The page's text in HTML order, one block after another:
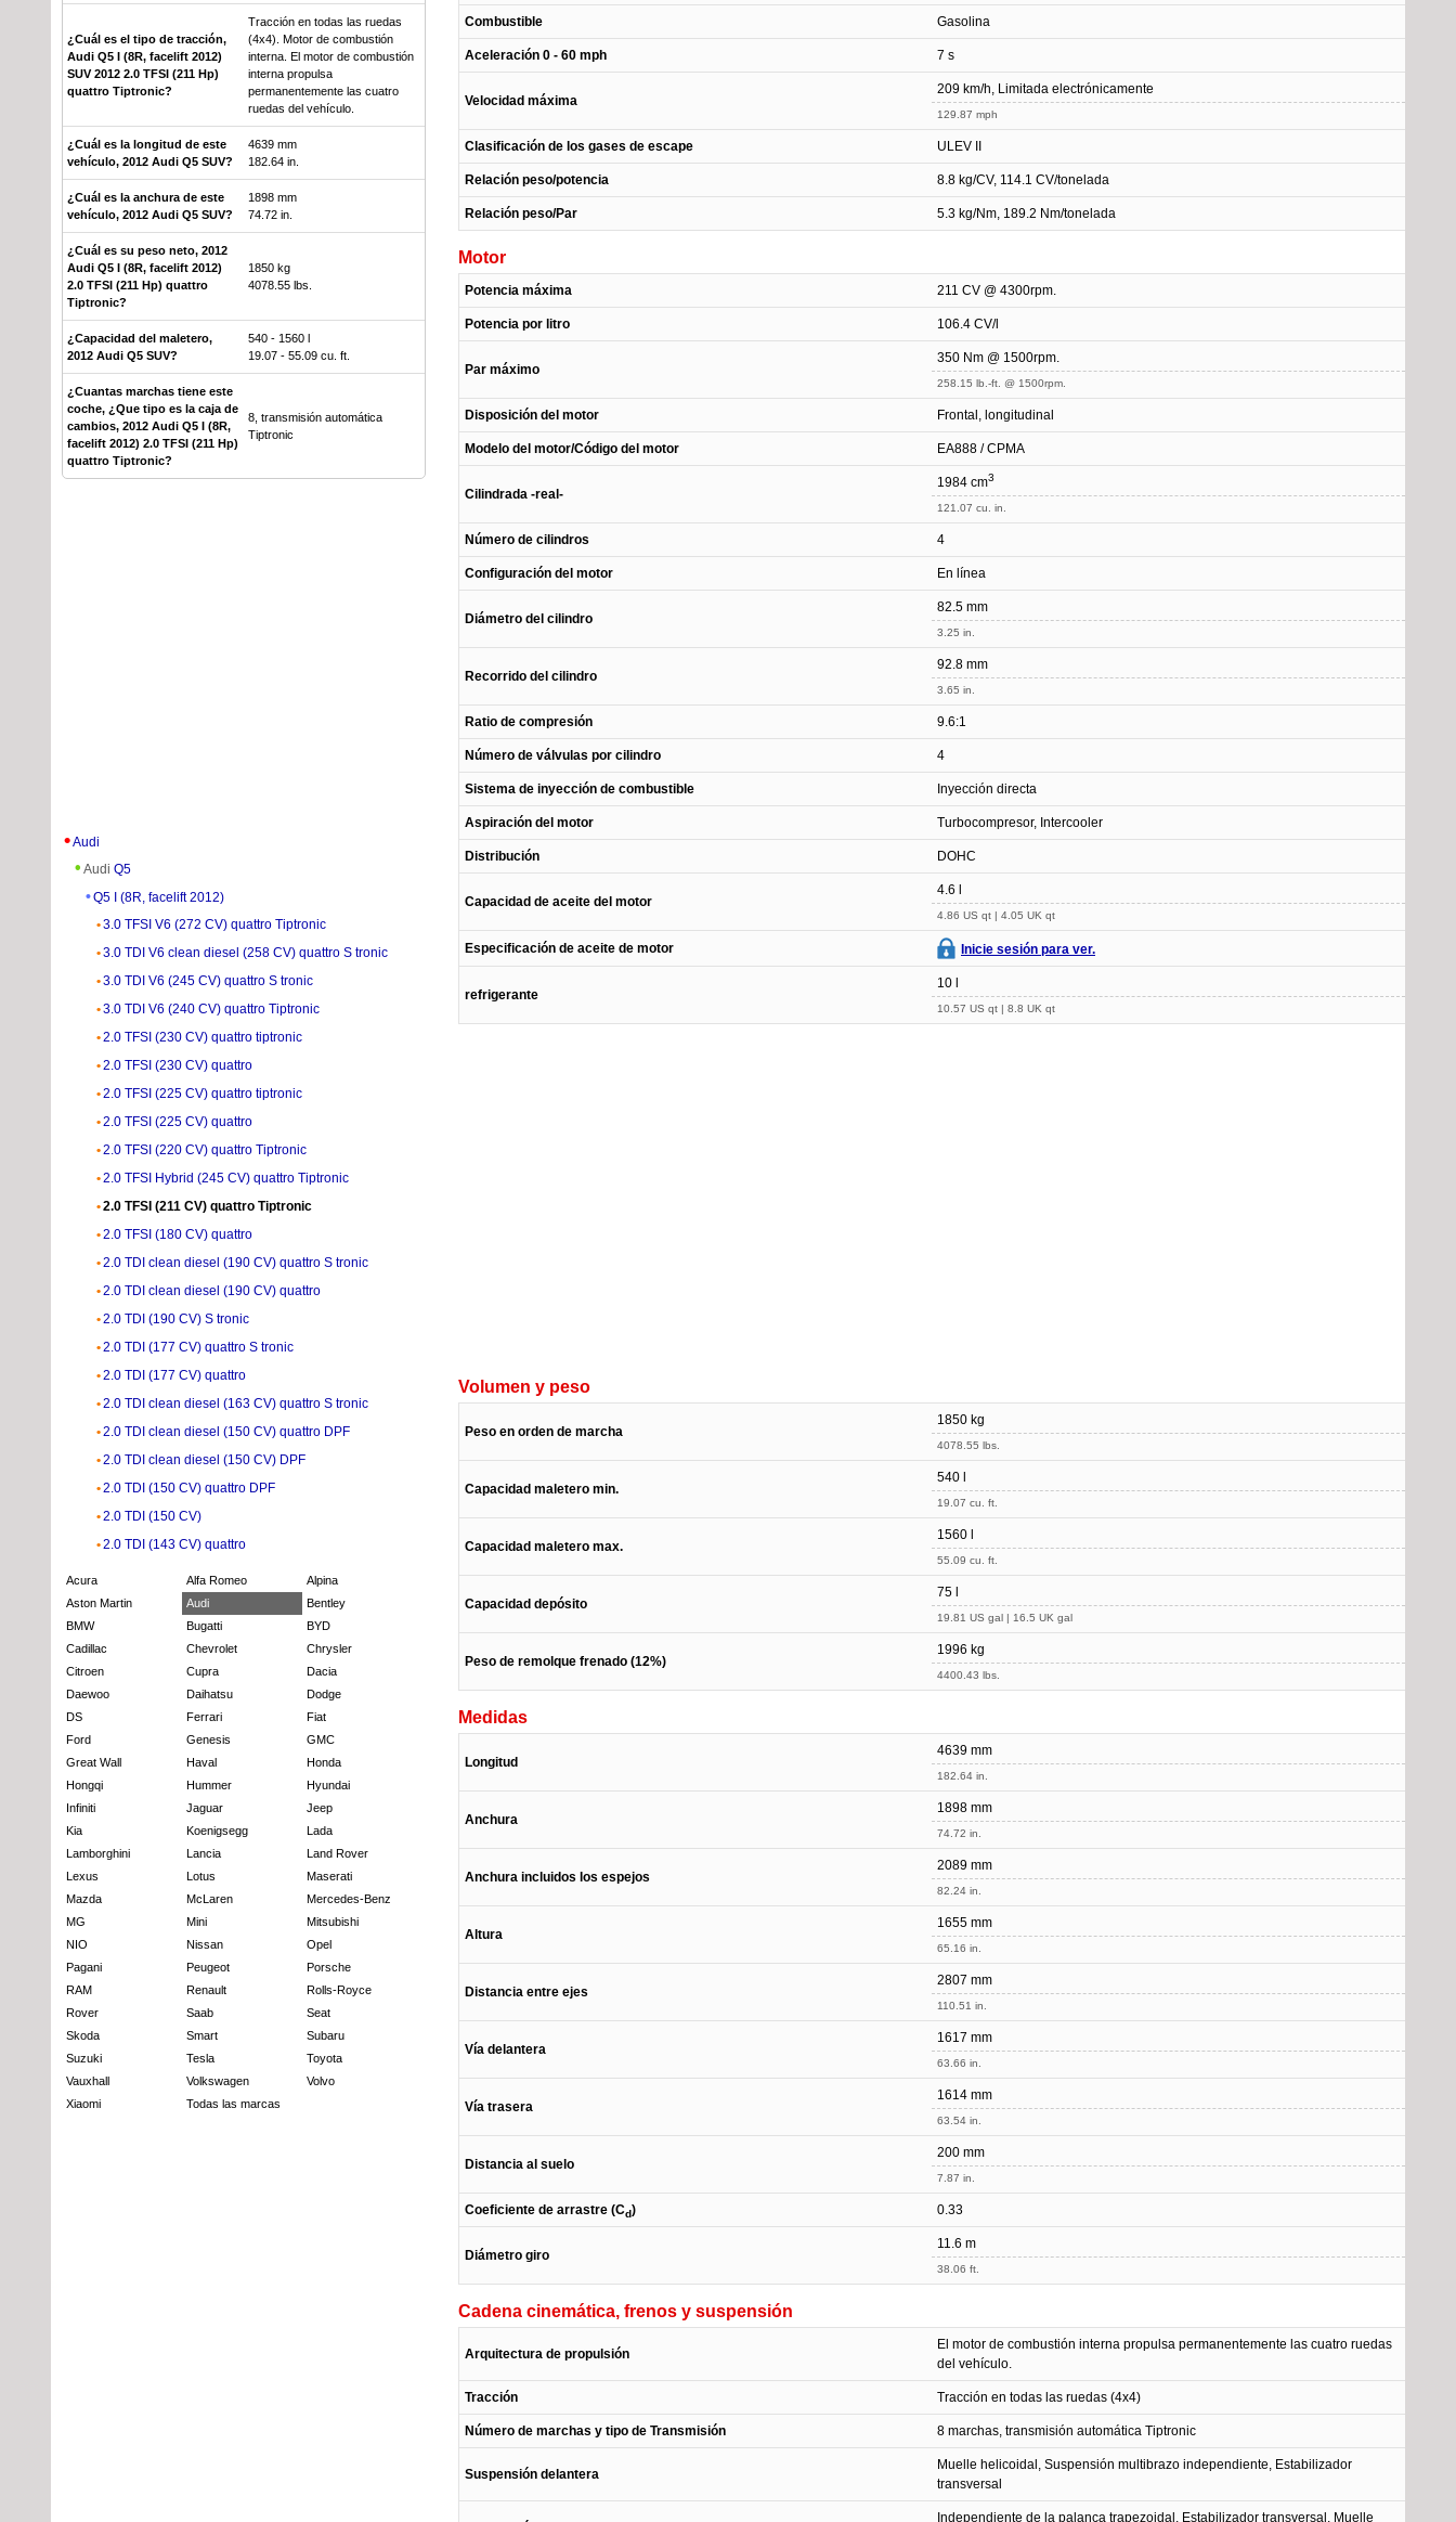
¿Cuál es el tipo de tracción,
Audi Q5 I (8R, facelift 2012)
SUV 2012 2.0 TFSI (211 Hp)
quattro Tiptronic?
Tracción en todas las ruedas
(4x4). Motor de combustión
interna. El motor de combustión
interna propulsa
permanentemente las cuatro
ruedas del vehículo.
¿Cuál es la longitud de este
vehículo, 2012 Audi Q5 SUV?
4639 mm
182.64 in.
¿Cuál es la anchura de este
vehículo, 2012 Audi Q5 SUV?
1898 mm
74.72 in.
¿Cuál es su peso neto, 2012
Audi Q5 I (8R, facelift 2012)
2.0 TFSI (211 Hp) quattro
Tiptronic?
1850 kg
4078.55 lbs.
¿Capacidad del maletero,
2012 Audi Q5 SUV?
540 - 1560 l
19.07 - 55.09 cu. ft.
¿Cuantas marchas tiene este
coche, ¿Que tipo es la caja de
cambios, 2012 Audi Q5 I (8R,
facelift 2012) 2.0 TFSI (211 Hp)
quattro Tiptronic?
8, transmisión automática
Tiptronic
Audi
Audi Q5
Q5 I (8R, facelift 2012)
3.0 TFSI V6 (272 CV) quattro Tiptronic
3.0 TDI V6 clean diesel (258 CV) quattro S tronic
3.0 TDI V6 (245 CV) quattro S tronic
3.0 TDI V6 (240 CV) quattro Tiptronic
2.0 TFSI (230 CV) quattro tiptronic
2.0 TFSI (230 CV) quattro
2.0 TFSI (225 CV) quattro tiptronic
2.0 TFSI (225 CV) quattro
2.0 TFSI (220 CV) quattro Tiptronic
2.0 TFSI Hybrid (245 CV) quattro Tiptronic
2.0 TFSI (211 CV) quattro Tiptronic
2.0 TFSI (180 CV) quattro
2.0 TDI clean diesel (190 CV) quattro S tronic
2.0 TDI clean diesel (190 CV) quattro
2.0 TDI (190 CV) S tronic
2.0 TDI (177 CV) quattro S tronic
2.0 TDI (177 CV) quattro
2.0 TDI clean diesel (163 CV) quattro S tronic
2.0 TDI clean diesel (150 CV) quattro DPF
2.0 TDI clean diesel (150 CV) DPF
2.0 TDI (150 CV) quattro DPF
2.0 TDI (150 CV)
2.0 TDI (143 CV) quattro
Acura Alfa Romeo
Alpina
Aston Martin
Audi
Bentley
BMW
Bugatti
BYD
Cadillac
Chevrolet
Chrysler
Citroen
Cupra
Dacia
Daewoo
Daihatsu
Dodge
DS
Ferrari
Fiat
Ford
Genesis
GMC
Great Wall
Haval
Honda
Hongqi
Hummer
Hyundai
Infiniti
Jaguar
Jeep
Kia
Koenigsegg
Lada
Lamborghini
Lancia
Land Rover
Lexus
Lotus
Maserati
Mazda
McLaren
Mercedes-Benz
MG
Mini
Mitsubishi
NIO
Nissan
Opel
Pagani
Peugeot
Porsche
RAM
Renault
Rolls-Royce
Rover
Saab
Seat
Skoda
Smart
Subaru
Suzuki
Tesla
Toyota
Vauxhall
Volkswagen
Volvo
Xiaomi
Todas las marcas
Combustible Gasolina
Aceleración 0 - 60 mph 7 s
Velocidad máxima
209 km/h, Limitada electrónicamente
129.87 mph
Clasificación de los gases de escape ULEV II
Relación peso/potencia 8.8 kg/CV, 114.1 CV/tonelada
Relación peso/Par 5.3 kg/Nm, 189.2 Nm/tonelada
Motor
Potencia máxima 211 CV @ 4300rpm.
Potencia por litro 106.4 CV/l
Par máximo
350 Nm @ 1500rpm.
258.15 lb.-ft. @ 1500rpm.
Disposición del motor Frontal, longitudinal
Modelo del motor/Código del motor EA888 / CPMA
Cilindrada -real-
1984 cm3
121.07 cu. in.
Número de cilindros 4
Configuración del motor En línea
Diámetro del cilindro
82.5 mm
3.25 in.
Recorrido del cilindro
92.8 mm
3.65 in.
Ratio de compresión 9.6:1
Número de válvulas por cilindro 4
Sistema de inyección de combustible Inyección directa
Aspiración del motor Turbocompresor, Intercooler
Distribución DOHC
Capacidad de aceite del motor
4.6 l
4.86 US qt | 4.05 UK qt
Especificación de aceite de motor Inicie sesión para ver.
refrigerante
10 l
10.57 US qt | 8.8 UK qt
Volumen y peso
Peso en orden de marcha
1850 kg
4078.55 lbs.
Capacidad maletero min.
540 l
19.07 cu. ft.
Capacidad maletero max.
1560 l
55.09 cu. ft.
Capacidad depósito
75 l
19.81 US gal | 16.5 UK gal
Peso de remolque frenado (12%)
1996 kg
4400.43 lbs.
Medidas
Longitud
4639 mm
182.64 in.
Anchura
1898 mm
74.72 in.
Anchura incluidos los espejos
2089 mm
82.24 in.
Altura
1655 mm
65.16 in.
Distancia entre ejes
2807 mm
110.51 in.
Vía delantera
1617 mm
63.66 in.
Vía trasera
1614 mm
63.54 in.
Distancia al suelo
200 mm
7.87 in.
Coeficiente de arrastre (Cd) 0.33
Diámetro giro
11.6 m
38.06 ft.
Cadena cinemática, frenos y suspensión
Arquitectura de propulsión
El motor de combustión interna propulsa permanentemente las cuatro ruedas
del vehículo.
Tracción Tracción en todas las ruedas (4x4)
Número de marchas y tipo de Transmisión 8 marchas, transmisión automática Tiptronic
Suspensión delantera
Muelle helicoidal, Suspensión multibrazo independiente, Estabilizador
transversal
Independiente de la palanca trapezoidal, Estabilizador transversal, Muelle